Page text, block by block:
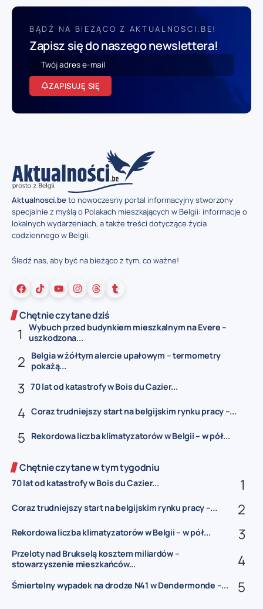
BĄDŹ NA BIEŻĄCO Z AKTUALNOSCI.BE!
Zapisz się do naszego newslettera!
ZAPISUJĘ SIĘ
Aktualnosci.beto nowoczesny portal informacyjny stworzony
specjalnie z myślą o Polakach mieszkających w Belgii: informacje o
lokalnych wydarzeniach, a także treści dotyczące życia
codziennego w Belgii.
Śledź nas, aby być na bieżąco z tym, co ważne!
Chętnie czytane dziś
Wybuch przed budynkiem mieszkalnym na Evere –
uszkodzona...
Belgia w żółtym alercie upałowym – termometry
pokażą...
70 lat od katastrofy w Bois du Cazier...
Coraz trudniejszy start na belgijskim rynku pracy –...
Rekordowa liczba klimatyzatorów w Belgii – w pół...
Chętnie czytane w tym tygodniu
70 lat od katastrofy w Bois du Cazier...
Coraz trudniejszy start na belgijskim rynku pracy –...
Rekordowa liczba klimatyzatorów w Belgii – w pół...
Przeloty nad Brukselą kosztem miliardów –
stowarzyszenie mieszkańców...
Śmiertelny wypadek na drodze N41 w Dendermonde –...